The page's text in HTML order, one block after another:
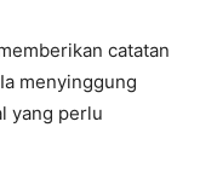
catatan
menyinggung
yang perlu